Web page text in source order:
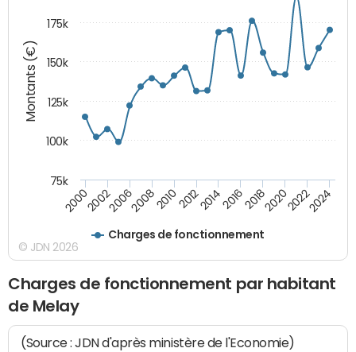
Montants (€)
Charges de fonctionnement
200020022006200820102012201420162018202020222024
75k
100k
125k
150k
175k
© JDN 2026
Charges de fonctionnement par habitant
de Melay
(Source : JDN d'après ministère de l'Economie)